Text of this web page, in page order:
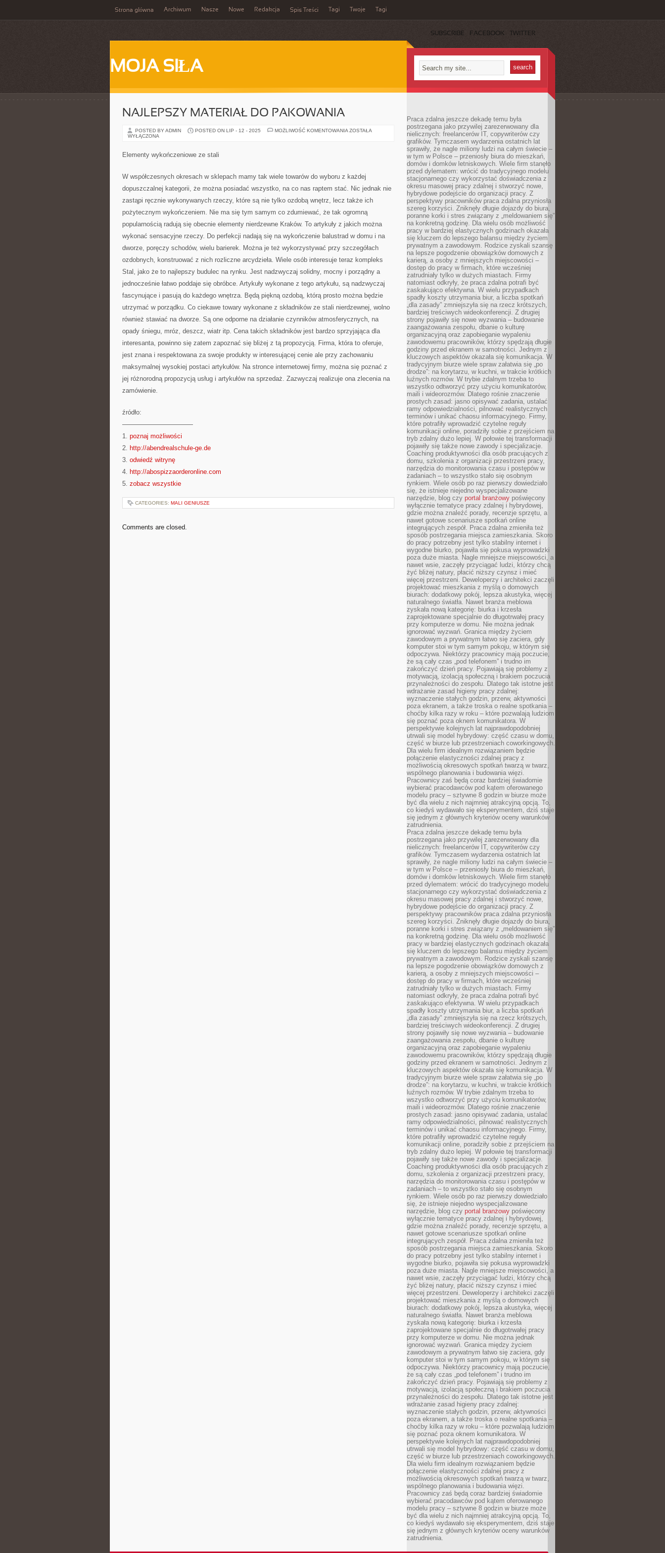
Strona główna Archiwum Nasze Nowe Redakcja Spis Treści Tagi Twoje Tagi
SUBSCRIBE FACEBOOK TWITTER
MOJA SIŁA
NAJLEPSZY MATERIAŁ DO PAKOWANIA
POSTED BY ADMIN POSTED ON LIP - 12 - 2025 MOŻLIWOŚĆ KOMENTOWANIA NAJLEPSZY
ZOSTAŁA
WYŁĄCZONA
Elementy wykończeniowe ze stali
W współczesnych okresach w sklepach mamy tak wiele towarów do wyboru z każdej
dopuszczalnej kategorii, że można posiadać wszystko, na co nas raptem stać. Nic jednak nie
zastąpi ręcznie wykonywanych rzeczy, które są nie tylko ozdobą wnętrz, lecz także ich
pożytecznym wykończeniem. Nie ma się tym samym co zdumiewać, że tak ogromną
popularnością radują się obecnie elementy nierdzewne Kraków. To artykuły z jakich można
wykonać sensacyjne rzeczy. Do perfekcji nadają się na wykończenie balustrad w domu i na
dworze, poręczy schodów, wielu barierek. Można je też wykorzystywać przy szczegółach
ozdobnych, konstruować z nich rozliczne arcydzieła. Wiele osób interesuje teraz kompleks
Stal, jako że to najlepszy budulec na rynku. Jest nadzwyczaj solidny, mocny i porządny a
jednocześnie łatwo poddaje się obróbce. Artykuły wykonane z tego artykułu, są nadzwyczaj
fascynujące i pasują do każdego wnętrza. Będą piękną ozdobą, którą prosto można będzie
utrzymać w porządku. Co ciekawe towary wykonane z składników ze stali nierdzewnej, wolno
również stawiać na dworze. Są one odporne na działanie czynników atmosferycznych, na
opady śniegu, mróz, deszcz, wiatr itp. Cena takich składników jest bardzo sprzyjająca dla
interesanta, powinno się zatem zapoznać się bliżej z tą propozycją. Firma, która to oferuje,
jest znana i respektowana za swoje produkty w interesującej cenie ale przy zachowaniu
maksymalnej wysokiej postaci artykułów. Na stronce internetowej firmy, można się poznać z
jej różnorodną propozycją usług i artykułów na sprzedaż. Zazwyczaj realizuje ona zlecenia na
zamówienie.
źródło:
———————————
1. poznaj możliwości
2. http://abendrealschule-ge.de
3. odwiedź witrynę
4. http://abospizzaorderonline.com
5. zobacz wszystkie
CATEGORIES: MALI GENIUSZE
Comments are closed.
Praca zdalna jeszcze dekadę temu była
postrzegana jako przywilej zarezerwowany dla
nielicznych: freelancerów IT, copywriterów czy
grafików. Tymczasem wydarzenia ostatnich lat
sprawiły, że nagle miliony ludzi na całym świecie –
w tym w Polsce – przeniosły biura do mieszkań,
domów i domków letniskowych. Wiele firm stanęło
przed dylematem: wrócić do tradycyjnego modelu
stacjonarnego czy wykorzystać doświadczenia z
okresu masowej pracy zdalnej i stworzyć nowe,
hybrydowe podejście do organizacji pracy. Z
perspektywy pracowników praca zdalna przyniosła
szereg korzyści. Zniknęły długie dojazdy do biura,
poranne korki i stres związany z „meldowaniem się”
na konkretną godzinę. Dla wielu osób możliwość
pracy w bardziej elastycznych godzinach okazała
się kluczem do lepszego balansu między życiem
prywatnym a zawodowym. Rodzice zyskali szansę
na lepsze pogodzenie obowiązków domowych z
karierą, a osoby z mniejszych miejscowości –
dostęp do pracy w firmach, które wcześniej
zatrudniały tylko w dużych miastach. Firmy
natomiast odkryły, że praca zdalna potrafi być
zaskakująco efektywna. W wielu przypadkach
spadły koszty utrzymania biur, a liczba spotkań
„dla zasady” zmniejszyła się na rzecz krótszych,
bardziej treściwych wideokonferencji. Z drugiej
strony pojawiły się nowe wyzwania – budowanie
zaangażowania zespołu, dbanie o kulturę
organizacyjną oraz zapobieganie wypaleniu
zawodowemu pracowników, którzy spędzają długie
godziny przed ekranem w samotności. Jednym z
kluczowych aspektów okazała się komunikacja. W
tradycyjnym biurze wiele spraw załatwia się „po
drodze”: na korytarzu, w kuchni, w trakcie krótkich
luźnych rozmów. W trybie zdalnym trzeba to
wszystko odtworzyć przy użyciu komunikatorów,
maili i wideorozmów. Dlatego rośnie znaczenie
prostych zasad: jasno opisywać zadania, ustalać
ramy odpowiedzialności, pilnować realistycznych
terminów i unikać chaosu informacyjnego. Firmy,
które potrafiły wprowadzić czytelne reguły
komunikacji online, poradziły sobie z przejściem na
tryb zdalny dużo lepiej. W połowie tej transformacji
pojawiły się także nowe zawody i specjalizacje.
Coaching produktywności dla osób pracujących z
domu, szkolenia z organizacji przestrzeni pracy,
narzędzia do monitorowania czasu i postępów w
zadaniach – to wszystko stało się osobnym
rynkiem. Wiele osób po raz pierwszy dowiedziało
się, że istnieje niejedno wyspecjalizowane
narzędzie, blog czy portal branżowy poświęcony
wyłącznie tematyce pracy zdalnej i hybrydowej,
gdzie można znaleźć porady, recenzje sprzętu, a
nawet gotowe scenariusze spotkań online
integrujących zespół. Praca zdalna zmieniła też
sposób postrzegania miejsca zamieszkania. Skoro
do pracy potrzebny jest tylko stabilny internet i
wygodne biurko, pojawiła się pokusa wyprowadzki
poza duże miasta. Nagle mniejsze miejscowości, a
nawet wsie, zaczęły przyciągać ludzi, którzy chcą
żyć bliżej natury, płacić niższy czynsz i mieć
więcej przestrzeni. Deweloperzy i architekci zaczęli
projektować mieszkania z myślą o domowych
biurach: dodatkowy pokój, lepsza akustyka, więcej
naturalnego światła. Nawet branża meblowa
zyskała nową kategorię: biurka i krzesła
zaprojektowane specjalnie do długotrwałej pracy
przy komputerze w domu. Nie można jednak
ignorować wyzwań. Granica między życiem
zawodowym a prywatnym łatwo się zaciera, gdy
komputer stoi w tym samym pokoju, w którym się
odpoczywa. Niektórzy pracownicy mają poczucie,
że są cały czas „pod telefonem” i trudno im
zakończyć dzień pracy. Pojawiają się problemy z
motywacją, izolacją społeczną i brakiem poczucia
przynależności do zespołu. Dlatego tak istotne jest
wdrażanie zasad higieny pracy zdalnej:
wyznaczenie stałych godzin, przerw, aktywności
poza ekranem, a także troska o realne spotkania –
choćby kilka razy w roku – które pozwalają ludziom
się poznać poza oknem komunikatora. W
perspektywie kolejnych lat najprawdopodobniej
utrwali się model hybrydowy: część czasu w domu,
część w biurze lub przestrzeniach coworkingowych.
Dla wielu firm idealnym rozwiązaniem będzie
połączenie elastyczności zdalnej pracy z
możliwością okresowych spotkań twarzą w twarz,
wspólnego planowania i budowania więzi.
Pracownicy zaś będą coraz bardziej świadomie
wybierać pracodawców pod kątem oferowanego
modelu pracy – sztywne 8 godzin w biurze może
być dla wielu z nich najmniej atrakcyjną opcją. To,
co kiedyś wydawało się eksperymentem, dziś staje
się jednym z głównych kryteriów oceny warunków
zatrudnienia.
Praca zdalna jeszcze dekadę temu była
postrzegana jako przywilej zarezerwowany dla
nielicznych: freelancerów IT, copywriterów czy
grafików. Tymczasem wydarzenia ostatnich lat
sprawiły, że nagle miliony ludzi na całym świecie –
w tym w Polsce – przeniosły biura do mieszkań,
domów i domków letniskowych. Wiele firm stanęło
przed dylematem: wrócić do tradycyjnego modelu
stacjonarnego czy wykorzystać doświadczenia z
okresu masowej pracy zdalnej i stworzyć nowe,
hybrydowe podejście do organizacji pracy. Z
perspektywy pracowników praca zdalna przyniosła
szereg korzyści. Zniknęły długie dojazdy do biura,
poranne korki i stres związany z „meldowaniem się”
na konkretną godzinę. Dla wielu osób możliwość
pracy w bardziej elastycznych godzinach okazała
się kluczem do lepszego balansu między życiem
prywatnym a zawodowym. Rodzice zyskali szansę
na lepsze pogodzenie obowiązków domowych z
karierą, a osoby z mniejszych miejscowości –
dostęp do pracy w firmach, które wcześniej
zatrudniały tylko w dużych miastach. Firmy
natomiast odkryły, że praca zdalna potrafi być
zaskakująco efektywna. W wielu przypadkach
spadły koszty utrzymania biur, a liczba spotkań
„dla zasady” zmniejszyła się na rzecz krótszych,
bardziej treściwych wideokonferencji. Z drugiej
strony pojawiły się nowe wyzwania – budowanie
zaangażowania zespołu, dbanie o kulturę
organizacyjną oraz zapobieganie wypaleniu
zawodowemu pracowników, którzy spędzają długie
godziny przed ekranem w samotności. Jednym z
kluczowych aspektów okazała się komunikacja. W
tradycyjnym biurze wiele spraw załatwia się „po
drodze”: na korytarzu, w kuchni, w trakcie krótkich
luźnych rozmów. W trybie zdalnym trzeba to
wszystko odtworzyć przy użyciu komunikatorów,
maili i wideorozmów. Dlatego rośnie znaczenie
prostych zasad: jasno opisywać zadania, ustalać
ramy odpowiedzialności, pilnować realistycznych
terminów i unikać chaosu informacyjnego. Firmy,
które potrafiły wprowadzić czytelne reguły
komunikacji online, poradziły sobie z przejściem na
tryb zdalny dużo lepiej. W połowie tej transformacji
pojawiły się także nowe zawody i specjalizacje.
Coaching produktywności dla osób pracujących z
domu, szkolenia z organizacji przestrzeni pracy,
narzędzia do monitorowania czasu i postępów w
zadaniach – to wszystko stało się osobnym
rynkiem. Wiele osób po raz pierwszy dowiedziało
się, że istnieje niejedno wyspecjalizowane
narzędzie, blog czy portal branżowy poświęcony
wyłącznie tematyce pracy zdalnej i hybrydowej,
gdzie można znaleźć porady, recenzje sprzętu, a
nawet gotowe scenariusze spotkań online
integrujących zespół. Praca zdalna zmieniła też
sposób postrzegania miejsca zamieszkania. Skoro
do pracy potrzebny jest tylko stabilny internet i
wygodne biurko, pojawiła się pokusa wyprowadzki
poza duże miasta. Nagle mniejsze miejscowości, a
nawet wsie, zaczęły przyciągać ludzi, którzy chcą
żyć bliżej natury, płacić niższy czynsz i mieć
więcej przestrzeni. Deweloperzy i architekci zaczęli
projektować mieszkania z myślą o domowych
biurach: dodatkowy pokój, lepsza akustyka, więcej
naturalnego światła. Nawet branża meblowa
zyskała nową kategorię: biurka i krzesła
zaprojektowane specjalnie do długotrwałej pracy
przy komputerze w domu. Nie można jednak
ignorować wyzwań. Granica między życiem
zawodowym a prywatnym łatwo się zaciera, gdy
komputer stoi w tym samym pokoju, w którym się
odpoczywa. Niektórzy pracownicy mają poczucie,
że są cały czas „pod telefonem” i trudno im
zakończyć dzień pracy. Pojawiają się problemy z
motywacją, izolacją społeczną i brakiem poczucia
przynależności do zespołu. Dlatego tak istotne jest
wdrażanie zasad higieny pracy zdalnej:
wyznaczenie stałych godzin, przerw, aktywności
poza ekranem, a także troska o realne spotkania –
choćby kilka razy w roku – które pozwalają ludziom
się poznać poza oknem komunikatora. W
perspektywie kolejnych lat najprawdopodobniej
utrwali się model hybrydowy: część czasu w domu,
część w biurze lub przestrzeniach coworkingowych.
Dla wielu firm idealnym rozwiązaniem będzie
połączenie elastyczności zdalnej pracy z
możliwością okresowych spotkań twarzą w twarz,
wspólnego planowania i budowania więzi.
Pracownicy zaś będą coraz bardziej świadomie
wybierać pracodawców pod kątem oferowanego
modelu pracy – sztywne 8 godzin w biurze może
być dla wielu z nich najmniej atrakcyjną opcją. To,
co kiedyś wydawało się eksperymentem, dziś staje
się jednym z głównych kryteriów oceny warunków
zatrudnienia.